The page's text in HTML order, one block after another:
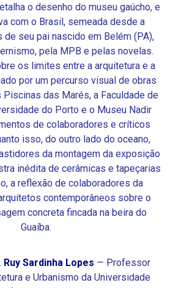
o desenho do museu gaúcho, e
com o Brasil, semeada desde a
de seu pai nascido em Belém (PA),
pela MPB e pelas novelas.
os limites entre a arquitetura e a
por um percurso visual de obras
das Marés, a Faculdade de
do Porto e o Museu Nadir
de colaboradores e críticos
isso, do outro lado do oceano,
da montagem da exposição
inédita de cerâmicas e tapeçarias
a reflexão de colaboradores da
contemporâneos sobre o
concreta fincada na beira do
Guaíba.
Ruy Sardinha Lopes — Professor
e Urbanismo da Universidade